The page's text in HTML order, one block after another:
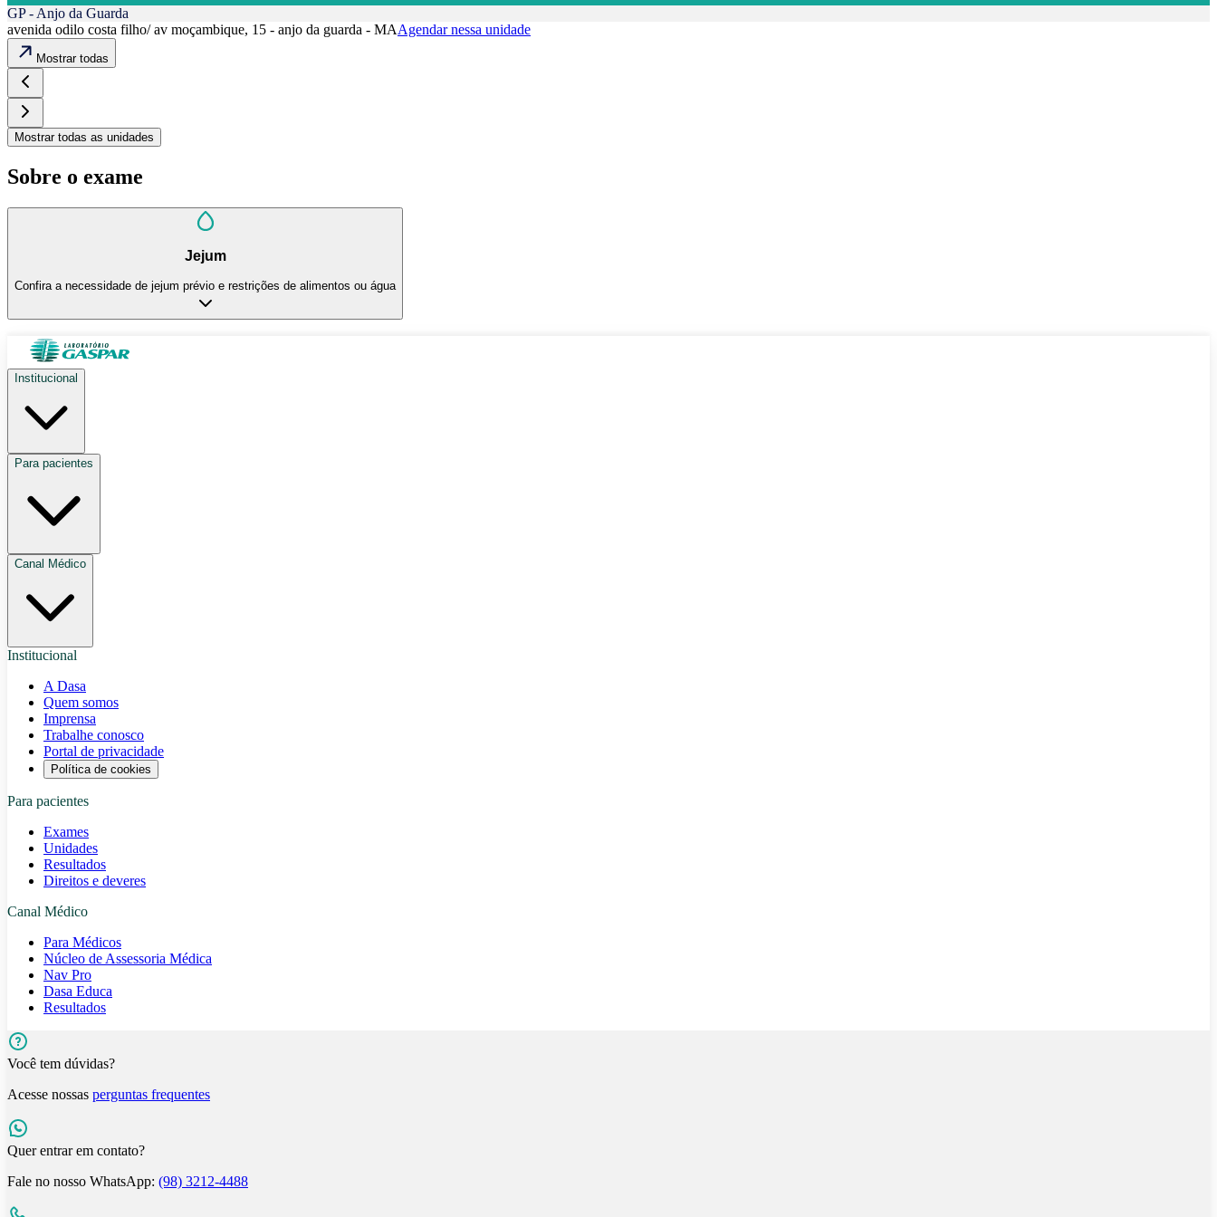
GP - Anjo da Guarda
avenida odilo costa filho/ av moçambique, 15 - anjo da guarda - MAAgendar nessa unidade
Mostrar todas
Mostrar todas as unidades
Sobre o exame
Jejum
Confira a necessidade de jejum prévio e restrições de alimentos ou água
Institucional
Para pacientes
Canal Médico
Institucional
A Dasa
Quem somos
Imprensa
Trabalhe conosco
Portal de privacidade
Política de cookies
Para pacientes
Exames
Unidades
Resultados
Direitos e deveres
Canal Médico
Para Médicos
Núcleo de Assessoria Médica
Nav Pro
Dasa Educa
Resultados
Você tem dúvidas?
Acesse nossas perguntas frequentes
Quer entrar em contato?
Fale no nosso WhatsApp: (98) 3212-4488